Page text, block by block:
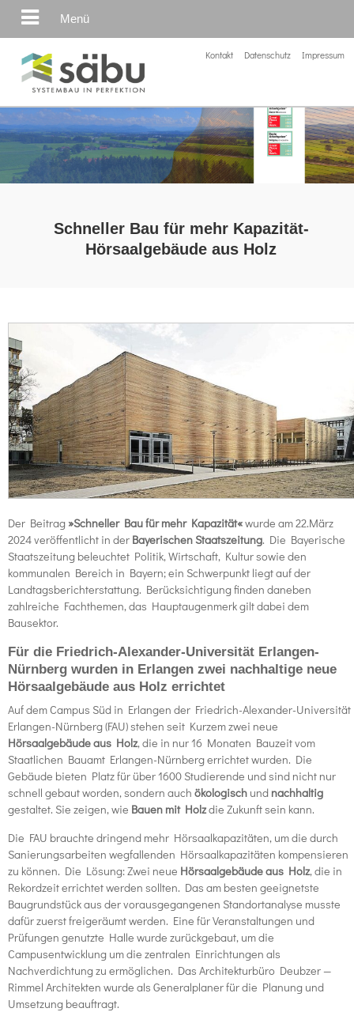
Kontakt Datenschutz Impressum
Schneller Bau für mehr Kapazität-
Hörsaalgebäude aus Holz
Der Beitrag »Schneller Bau für mehr Kapazität«wurde am 22.März
2024 veröffentlicht in der Bayerischen Staatszeitung. Die Bayerische
Staatszeitung beleuchtet Politik, Wirtschaft, Kultur sowie den
kommunalen Bereich in Bayern; ein Schwerpunkt liegt auf der
Landtagsberichterstattung. Berücksichtigung finden daneben
zahlreiche Fachthemen, das Hauptaugenmerk gilt dabei dem
Bausektor.
Für die Friedrich-Alexander-Universität Erlangen-
Nürnberg wurden in Erlangen zwei nachhaltige neue
Hörsaalgebäude aus Holz errichtet
Auf dem Campus Süd in Erlangen der Friedrich-Alexander-Universität
Erlangen-Nürnberg (FAU) stehen seit Kurzem zwei neue
Hörsaalgebäude aus Holz, die in nur 16 Monaten Bauzeit vom
Staatlichen Bauamt Erlangen-Nürnberg errichtet wurden. Die
Gebäude bieten Platz für über 1600 Studierende und sind nicht nur
schnell gebaut worden, sondern auch ökologischund nachhaltig
gestaltet. Sie zeigen, wie Bauen mit Holzdie Zukunft sein kann.
Die FAU brauchte dringend mehr Hörsaalkapazitäten, um die durch
Sanierungsarbeiten wegfallenden Hörsaalkapazitäten kompensieren
zu können. Die Lösung: Zwei neue Hörsaalgebäude aus Holz, die in
Rekordzeit errichtet werden sollten. Das am besten geeignetste
Baugrundstück aus der vorausgegangenen Standortanalyse musste
dafür zuerst freigeräumt werden. Eine für Veranstaltungen und
Prüfungen genutzte Halle wurde zurückgebaut, um die
Campusentwicklung um die zentralen Einrichtungen als
Nachverdichtung zu ermöglichen. Das Architekturbüro Deubzer —
Rimmel Architekten wurde als Generalplaner für die Planung und
Umsetzung beauftragt.
Menü